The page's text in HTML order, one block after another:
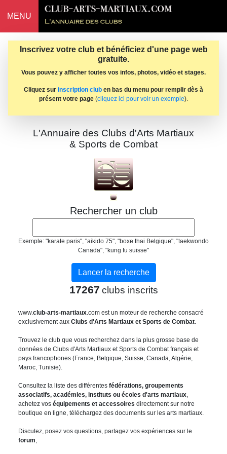
MENU
Inscrivez votre club et bénéficiez d'une page web
gratuite.
Vous pouvez y afficher toutes vos infos, photos, vidéo et stages.
Cliquez sur inscription club en bas du menu pour remplir dès à
présent votre page (cliquez ici pour voir un exemple).
L'Annuaire des Clubs d'Arts Martiaux
& Sports de Combat
Rechercher un club
Exemple: "karate paris", "aikido 75", "boxe thai Belgique", "taekwondo
Canada", "kung fu suisse"
17267 clubs inscrits
www.club-arts-martiaux.com est un moteur de recherche consacré
exclusivement aux Clubs d'Arts Martiaux et Sports de Combat.
Trouvez le club que vous recherchez dans la plus grosse base de
données de Clubs d'Arts Martiaux et Sports de Combat français et
pays francophones (France, Belgique, Suisse, Canada, Algérie,
Maroc, Tunisie).
Consultez la liste des différentes fédérations, groupements
associatifs, académies, instituts ou écoles d'arts martiaux,
achetez vos équipements et accessoires directement sur notre
boutique en ligne, téléchargez des documents sur les arts martiaux.
Discutez, posez vos questions, partagez vos expériences sur le
forum,